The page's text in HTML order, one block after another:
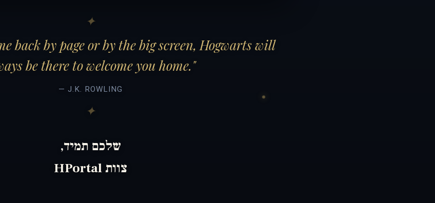
back by page or by the big screen, Hogwarts will
be there to welcome you home."
— J.K. ROWLING
שלכם תמיד,
צוות HPortal